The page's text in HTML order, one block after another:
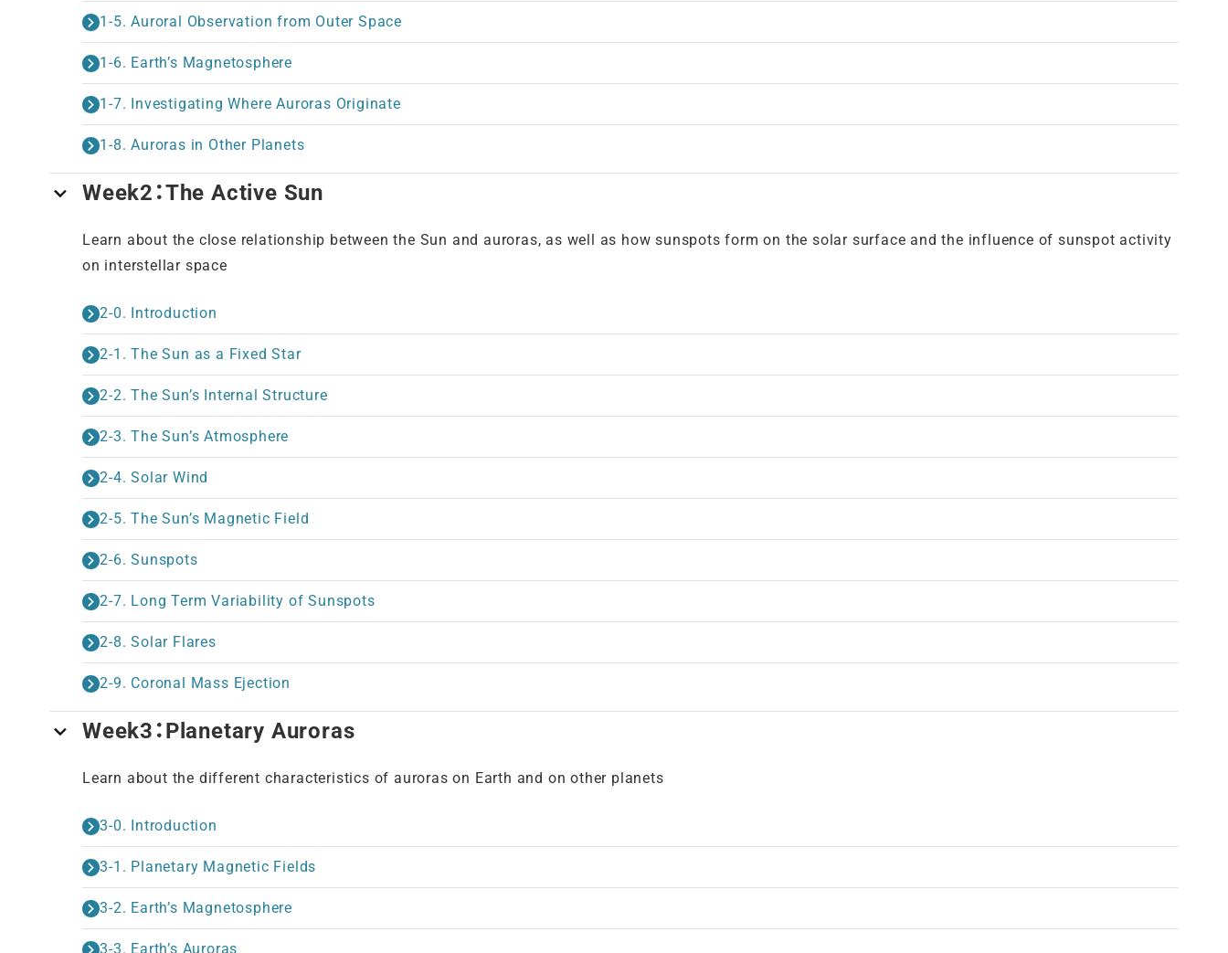
1-5. Auroral Observation from Outer Space
1-6. Earth’s Magnetosphere
1-7. Investigating Where Auroras Originate
1-8. Auroras in Other Planets
Week2：The Active Sun
Learn about the close relationship between the Sun and auroras, as well as how sunspots form on the solar surface and the influence of sunspot activity
on interstellar space
2-0. Introduction
2-1. The Sun as a Fixed Star
2-2. The Sun’s Internal Structure
2-3. The Sun’s Atmosphere
2-4. Solar Wind
2-5. The Sun’s Magnetic Field
2-6. Sunspots
2-7. Long Term Variability of Sunspots
2-8. Solar Flares
2-9. Coronal Mass Ejection
Week3：Planetary Auroras
Learn about the different characteristics of auroras on Earth and on other planets
3-0. Introduction
3-1. Planetary Magnetic Fields
3-2. Earth’s Magnetosphere
3-3. Earth’s Auroras